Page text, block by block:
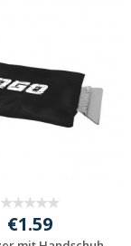
€1.59